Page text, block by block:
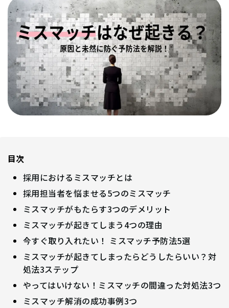
目次
採用におけるミスマッチとは
採用担当者を悩ませる5つのミスマッチ
ミスマッチがもたらす3つのデメリット
ミスマッチが起きてしまう4つの理由
今すぐ取り入れたい！ ミスマッチ予防法5選
ミスマッチが起きてしまったらどうしたらいい？対
処法3ステップ
やってはいけない！ミスマッチの間違った対処法3つ
ミスマッチ解消の成功事例3つ